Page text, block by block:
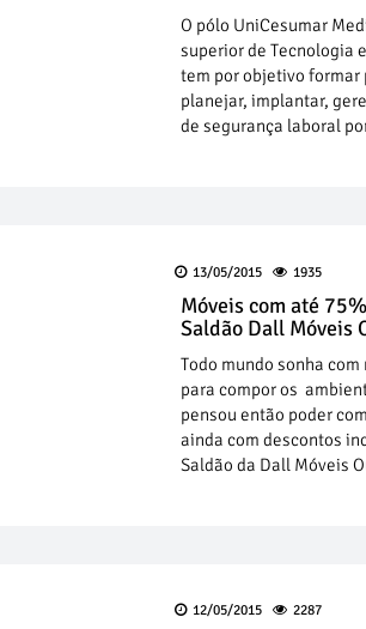
O pólo UniCesumar
superior de Tecnologia
tem por objetivo
planejar, implantar,
de segurança laboral
13/05/2015 1935
Móveis com até
Saldão Dall Móveis
Todo mundo sonha
para compor os
pensou então poder
ainda com descontos
Saldão da Dall Móveis
12/05/2015 2287